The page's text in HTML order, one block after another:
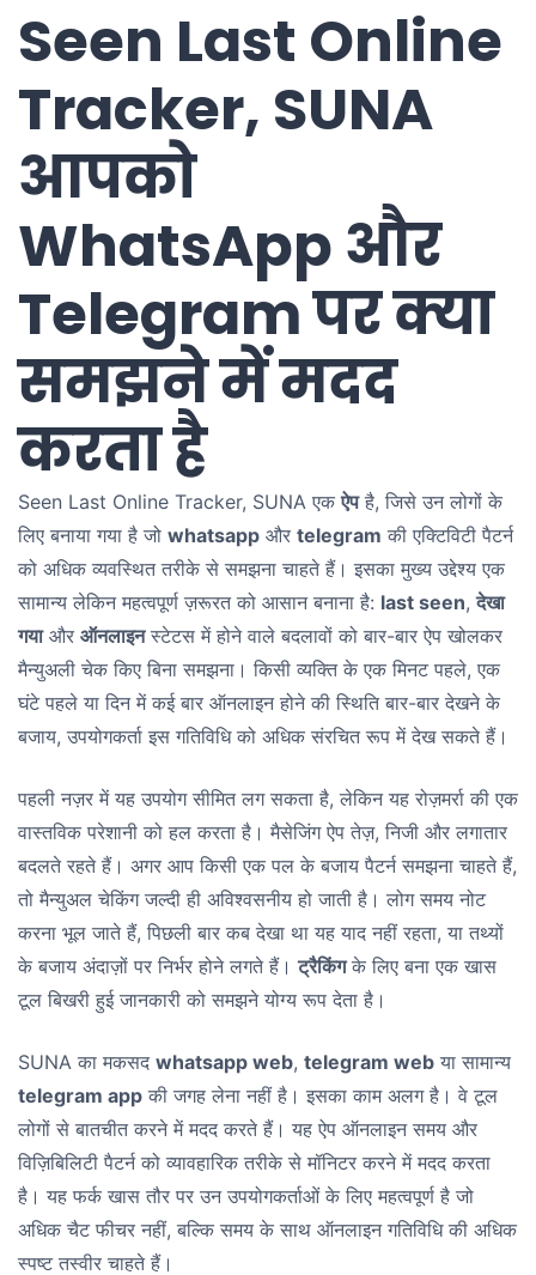
Seen Last Online
Tracker, SUNA
आपको
WhatsApp और
Telegram पर क्या
समझने में मदद
करता है
Seen Last Online Tracker, SUNA एकऐपहै, जिसे उन लोगों के
लिए बनाया गया है जो whatsapp और telegram की एक्टिविटी पैटर्न
को अधिक व्यवस्थित तरीके से समझना चाहते हैं। इसका मुख्य उद्देश्य एक
सामान्य लेकिन महत्वपूर्ण ज़रूरत को आसान बनाना है: last seen,देखा
गयाऔर ऑनलाइनस्टेटस में होने वाले बदलावों को बार-बार ऐप खोलकर
मैन्युअली चेक किए बिना समझना। किसी व्यक्ति के एक मिनट पहले, एक
घंटे पहले या दिन में कई बार ऑनलाइन होने की स्थिति बार-बार देखने के
बजाय, उपयोगकर्ता इस गतिविधि को अधिक संरचित रूप में देख सकते हैं।
पहली नज़र में यह उपयोग सीमित लग सकता है, लेकिन यह रोज़मर्रा की एक
वास्तविक परेशानी को हल करता है। मैसेजिंग ऐप तेज़, निजी और लगातार
बदलते रहते हैं। अगर आप किसी एक पल के बजाय पैटर्न समझना चाहते हैं,
तो मैन्युअल चेकिंग जल्दी ही अविश्वसनीय हो जाती है। लोग समय नोट
करना भूल जाते हैं, पिछली बार कब देखा था यह याद नहीं रहता, या तथ्यों
के बजाय अंदाज़ों पर निर्भर होने लगते हैं।ट्रैकिंगके लिए बना एक खास
टूल बिखरी हुई जानकारी को समझने योग्य रूप देता है।
SUNA का मकसद whatsapp web, telegram web या सामान्य
telegram app की जगह लेना नहीं है। इसका काम अलग है। वे टूल
लोगों से बातचीत करने में मदद करते हैं। यह ऐप ऑनलाइन समय और
विज़िबिलिटी पैटर्न को व्यावहारिक तरीके से मॉनिटर करने में मदद करता
है। यह फर्क खास तौर पर उन उपयोगकर्ताओं के लिए महत्वपूर्ण है जो
अधिक चैट फीचर नहीं, बल्कि समय के साथ ऑनलाइन गतिविधि की अधिक
स्पष्ट तस्वीर चाहते हैं।